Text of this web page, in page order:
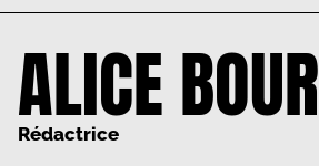
ALICE BOUR
Rédactrice